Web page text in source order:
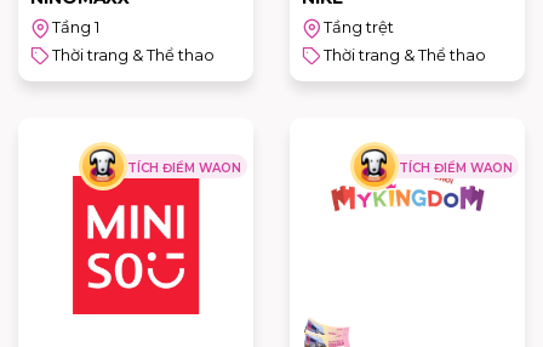
Tầng 1
Thời trang & Thể thao
Tầng trệt
Thời trang & Thể thao
TÍCH ĐIỂM WAON TÍCH ĐIỂM WAON